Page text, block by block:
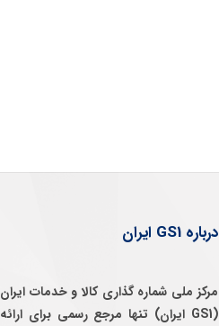
درباره GS1 ایران
مرکز ملی شماره گذاری کالا و خدمات ایران
(GS1 ایران) تنها مرجع رسمی برای ارائه